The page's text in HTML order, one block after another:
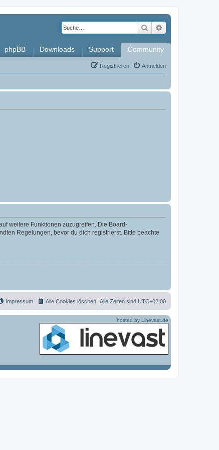
Suche
phpBB Downloads Support Community
Anmelden
Registrieren
weitere Funktionen zuzugreifen. Die Board-
Regelungen, bevor du dich registrierst. Bitte beachte
Alle Zeiten sind UTC+02:00
Alle Cookies löschen
Impressum
hosted by Linevast.de